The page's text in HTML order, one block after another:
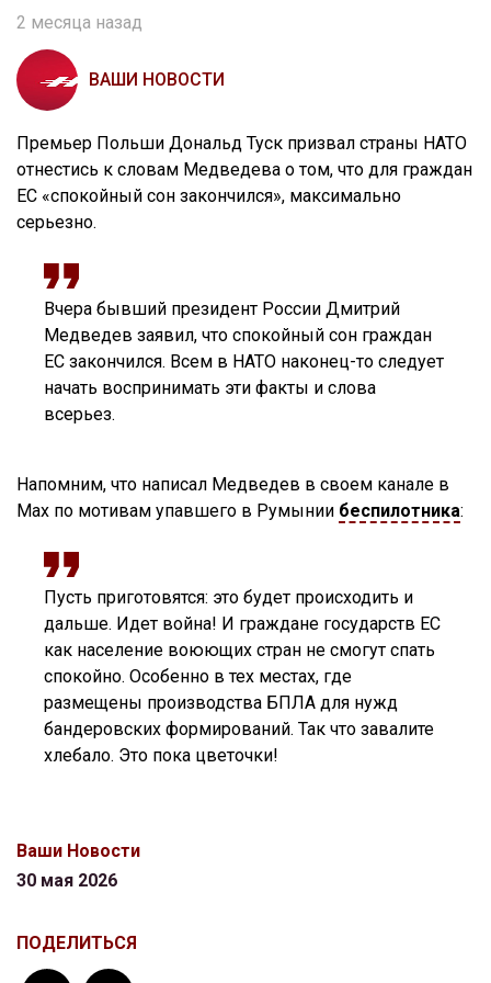
2 месяца назад
ВАШИ НОВОСТИ
Премьер Польши Дональд Туск призвал страны НАТО
отнестись к словам Медведева о том, что для граждан
ЕС «спокойный сон закончился», максимально
серьезно.
Вчера бывший президент России Дмитрий
Медведев заявил, что спокойный сон граждан
ЕС закончился. Всем в НАТО наконец-то следует
начать воспринимать эти факты и слова
всерьез.
Напомним, что написал Медведев в своем канале в
Max по мотивам упавшего в Румынии беспилотника:
Пусть приготовятся: это будет происходить и
дальше. Идет война! И граждане государств ЕС
как население воюющих стран не смогут спать
спокойно. Особенно в тех местах, где
размещены производства БПЛА для нужд
бандеровских формирований. Так что завалите
хлебало. Это пока цветочки!
Ваши Новости
30 мая 2026
ПОДЕЛИТЬСЯ